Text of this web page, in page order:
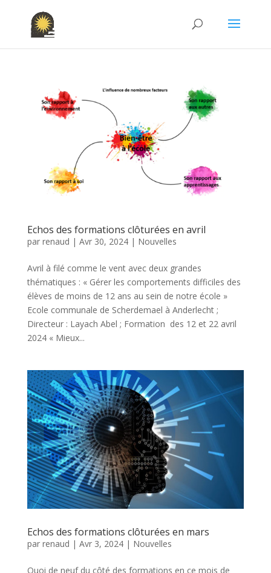
Echos des formations clôturées en avril
par renaud | Avr 30, 2024| Nouvelles
Avril à filé comme le vent avec deux grandes
thématiques : « Gérer les comportements difficiles des
élèves de moins de 12 ans au sein de notre école »
Ecole communale de Scherdemael à Anderlecht ;
Directeur : Layach Abel ; Formation des 12 et 22 avril
2024 « Mieux...
Echos des formations clôturées en mars
par renaud | Avr 3, 2024| Nouvelles
Quoi de neuf du côté des formations en ce mois de